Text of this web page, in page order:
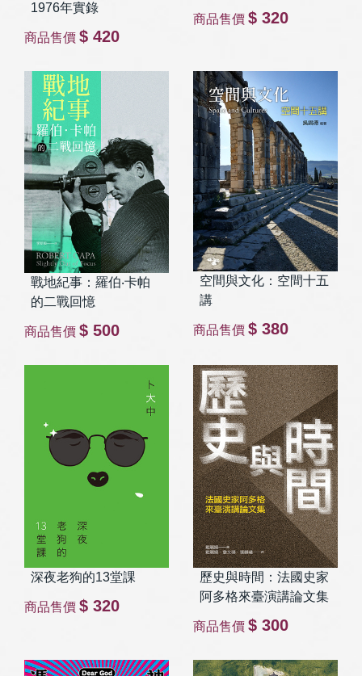
1976年實錄
商品售價 $ 420
商品售價 $ 320
戰地紀事：羅伯‧卡帕
的二戰回憶
商品售價 $ 500
空間與文化：空間十五
講
商品售價 $ 380
深夜老狗的13堂課
商品售價 $ 320
歷史與時間：法國史家
阿多格來臺演講論文集
商品售價 $ 300